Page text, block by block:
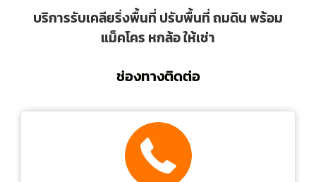
บริการรับเคลียริ่งพื้นที่ ปรับพื้นที่ ถมดิน พร้อม
แม็คโคร หกล้อ ให้เช่า
ช่องทางติดต่อ